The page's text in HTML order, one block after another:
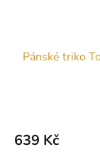
Pánské triko
639 Kč